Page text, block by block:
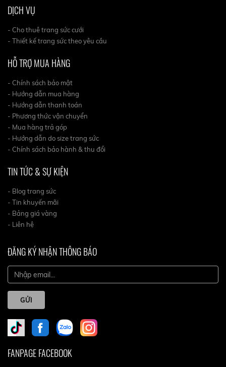
DỊCH VỤ
- Cho thuê trang sức cưới
- Thiết kế trang sức theo yêu cầu
HỖ TRỢ MUA HÀNG
- Chính sách bảo mật
- Hướng dẫn mua hàng
- Hướng dẫn thanh toán
- Phương thức vận chuyển
- Mua hàng trả góp
- Hướng dẫn do size trang sức
- Chính sách bảo hành & thu đổi
TIN TỨC & SỰ KIỆN
- Blog trang sức
- Tin khuyến mãi
- Bảng giá vàng
- Liên hệ
ĐĂNG KÝ NHẬN THÔNG BÁO
GỬI
FANPAGE FACEBOOK